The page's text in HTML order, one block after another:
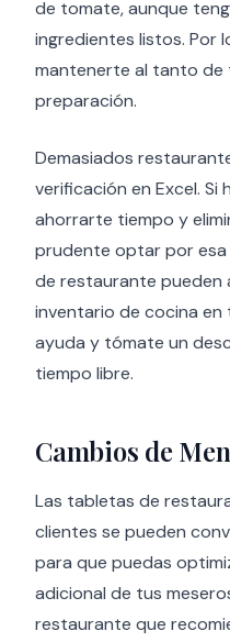
de tomate, aunque
ingredientes listos. Por
mantenerte al tanto de
preparación.
Demasiados
verificación en Excel. Si
ahorrarte tiempo y
prudente optar por
de restaurante pueden
inventario de cocina en
ayuda y tómate un
tiempo libre.
Cambios de
Las tabletas de
clientes se pueden
para que puedas
adicional de tus
restaurante que